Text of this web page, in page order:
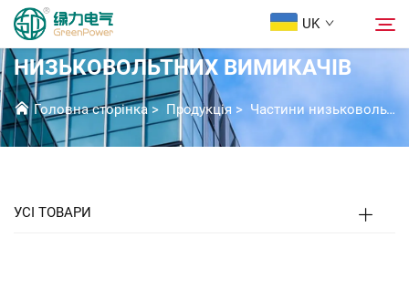
UK
Продукція
Про Нас
КОМПЛЕКТУЮЧІ
НИЗЬКОВОЛЬТНИХ ВИМИКАЧІВ
Головна сторінка > Продукція > Частини низьковольтної комутаційної апаратури
УСІ ТОВАРИ